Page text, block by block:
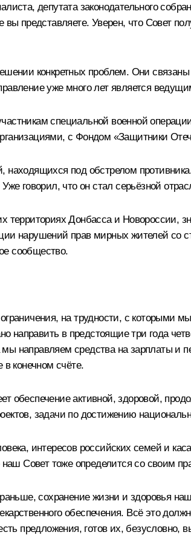
депутата законодательного
представляете. Уверен, что Совет
конкретных проблем. Они
уже много лет является
специальной военной
с Фондом «Защитники
под обстрелом
говорил, что он стал серьёзной
территориях Донбасса и Новороссии,
нарушений прав мирных жителей со
сообщество.
на трудности, с которыми
направить в предстоящие три года
направляем средства на зарплаты и
в конечном счёте.
обеспечение активной, здоровой,
задачи по достижению
интересов российских семей и
Совет тоже определится со своим
сохранение жизни и здоровья
обеспечения. Всё это
предложения, готов их,